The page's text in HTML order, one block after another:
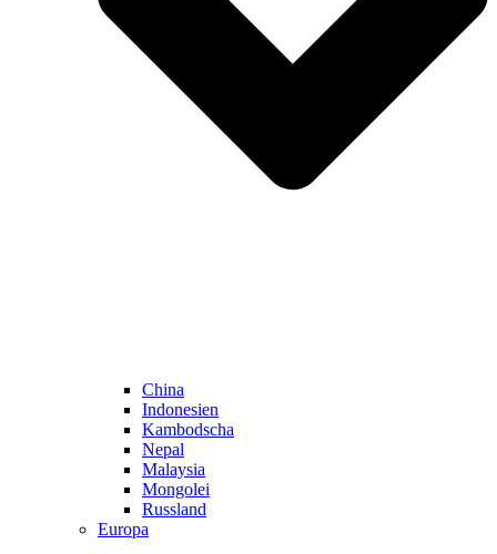
China
Indonesien
Kambodscha
Nepal
Malaysia
Mongolei
Russland
Europa